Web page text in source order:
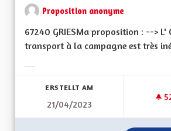
Proposition anonyme
67240 GRIESMa proposition : --> L'
transport à la campagne est très
ERSTELLT AM
21/04/2023